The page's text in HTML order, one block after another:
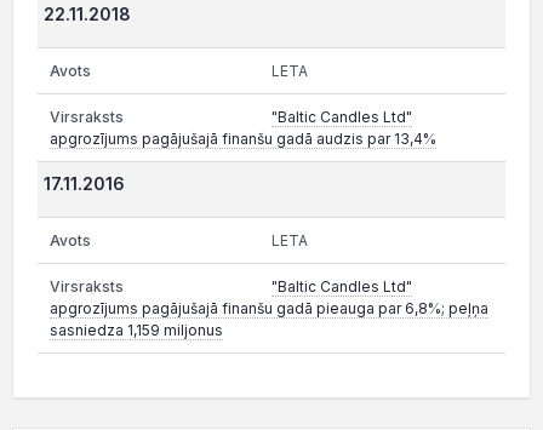
22.11.2018
LETA
"Baltic Candles Ltd"
apgrozījums pagājušajā finanšu gadā audzis par 13,4%
17.11.2016
LETA
"Baltic Candles Ltd"
apgrozījums pagājušajā finanšu gadā pieauga par 6,8%; peļņa
sasniedza 1,159 miljonus